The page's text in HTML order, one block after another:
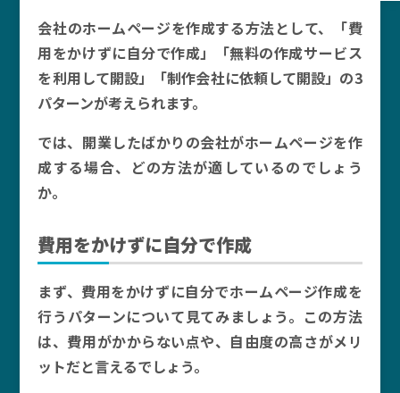
会社のホームページを作成する方法として、「費
用をかけずに自分で作成」「無料の作成サービス
を利用して開設」「制作会社に依頼して開設」の3
パターンが考えられます。
では、開業したばかりの会社がホームページを作
成する場合、どの方法が適しているのでしょう
か。
費用をかけずに自分で作成
まず、費用をかけずに自分でホームページ作成を
行うパターンについて見てみましょう。この方法
は、費用がかからない点や、自由度の高さがメリ
ットだと言えるでしょう。